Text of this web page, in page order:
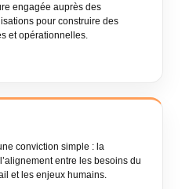
engagée auprès des
pour construire des
et opérationnelles.
conviction simple : la
entre les besoins du
et les enjeux humains.